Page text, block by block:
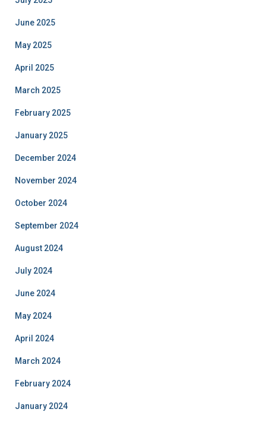
June 2025
May 2025
April 2025
March 2025
February 2025
January 2025
December 2024
November 2024
October 2024
September 2024
August 2024
July 2024
June 2024
May 2024
April 2024
March 2024
February 2024
January 2024